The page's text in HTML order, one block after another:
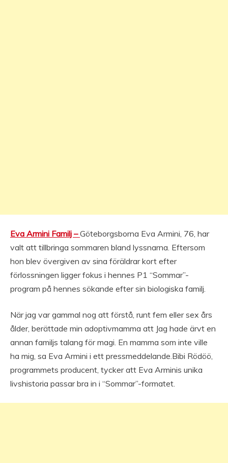
Eva Armini Familj –Göteborgsborna Eva Armini, 76, har
valt att tillbringa sommaren bland lyssnarna. Eftersom
hon blev övergiven av sina föräldrar kort efter
förlossningen ligger fokus i hennes P1 “Sommar”-
program på hennes sökande efter sin biologiska familj.
När jag var gammal nog att förstå, runt fem eller sex års
ålder, berättade min adoptivmamma att Jag hade ärvt en
annan familjs talang för magi. En mamma som inte ville
ha mig, sa Eva Armini i ett pressmeddelande.Bibi Rödöö,
programmets producent, tycker att Eva Arminis unika
livshistoria passar bra in i “Sommar”-formatet.